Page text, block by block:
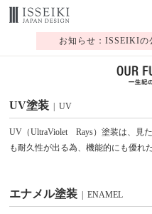
お知らせ：ISSEIKIの
UV塗装 | UV
UV（UltraViolet Rays）塗装は、見
も耐久性が出る為、機能的にも優れ
エナメル塗装 | ENAMEL